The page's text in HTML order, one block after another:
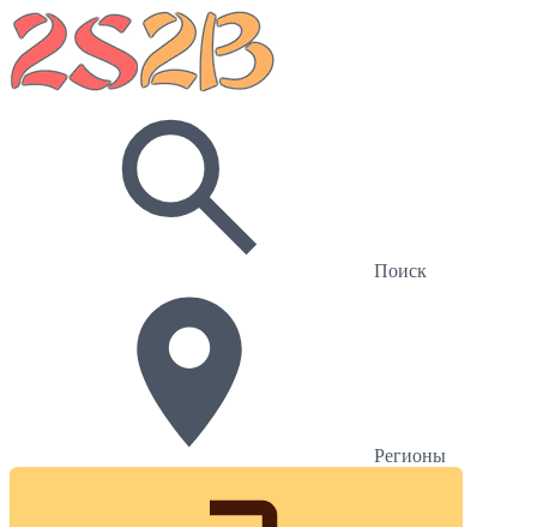
Поиск
Регионы